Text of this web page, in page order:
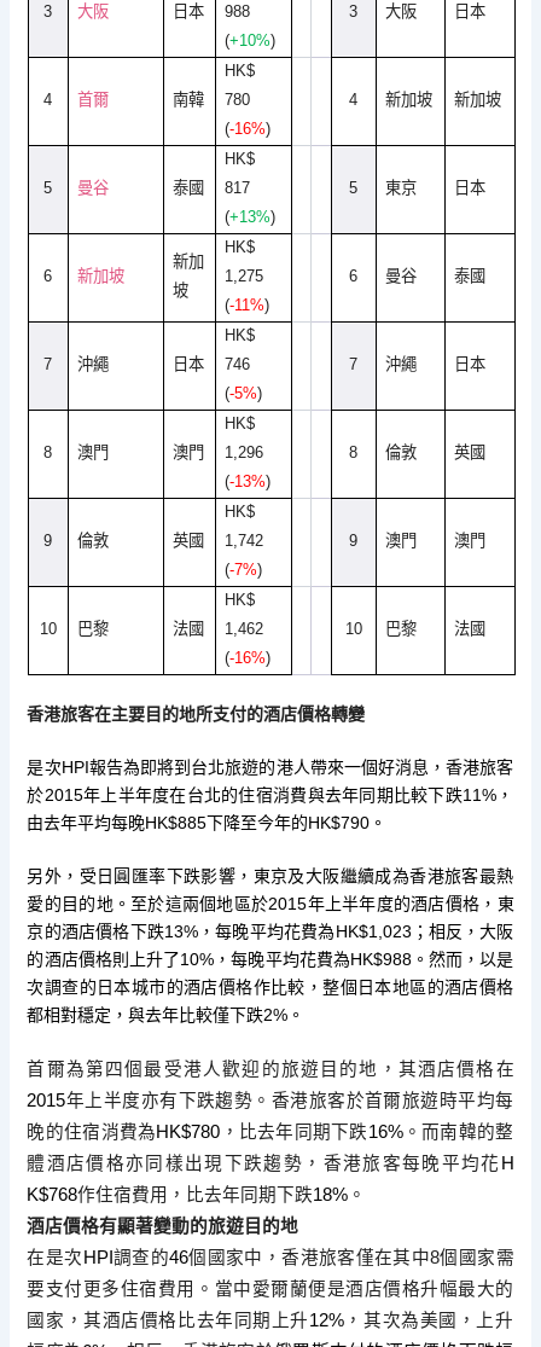
3 大阪 日本
988
(+10%)
3 大阪 日 本
4 首爾 南韓
HK$
780
(-16%)
4 新加坡 新加坡
5 曼谷 泰國
HK$
817
(+13%)
5 東京 日本
6 新加坡
新加
坡
HK$
1,275
(-11%)
6 曼谷 泰國
7 沖繩 日本
HK$
746
(-5%)
7 沖繩 日本
8 澳門 澳門
HK$
1,296
(-13%)
8 倫敦 英國
9 倫敦 英國
HK$
1,742
(-7%)
9 澳門 澳門
10 巴黎 法國
HK$
1,462
(-16%)
10 巴黎 法國
香港旅客在主要目的地所支付的酒店價格轉變
是次HPI報告為即將到台北旅遊的港人帶來一個好消息，香港旅客
於2015年上半年度在台北的住宿消費與去年同期比較下 跌11% ，
由去年平均每晚HK$885 下降至今年的HK$790 。
另外，受日圓匯率下跌影響， 東京及大阪繼續成為香港旅客最熱
愛的目的地。至於這兩個地區於2015年上半年度的酒店價格，東
京的酒店價格下跌13%，每晚平均花費為 HK$1,023 ；相反，大阪
的酒店價格則上升了10% ，每晚平均花費為HK$988。然而，以是
次調查的日本城市的酒店價格作比較，整個日本地區的酒店價格
都相對穩定，與去年比較僅下跌2% 。
首爾為第四個最受港人歡迎的旅遊目的地，其酒店價格在
2015年 上半度亦有下跌趨勢。香港旅客於首爾旅遊時平均每
晚的住宿消費為HK$780 ，比去年同期下跌16%。 而南韓的整
體酒店價格亦同樣出現下跌趨勢，香港旅客每晚平均花 H
K$768作住宿費用，比去年同期下跌18% 。
酒店價格有顯著變動的旅遊目的地
在是次 HPI 調查的46個國家中，香港旅客僅在其中8個國家需
要支付更多住宿費用。當中愛爾蘭便是酒店價格升幅最大的
國家，其酒店價格比去年同期上升12%，其次為美國，上升